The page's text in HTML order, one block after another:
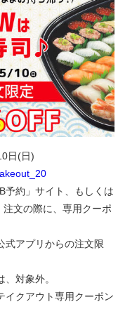
日(日)
予約」サイト、もしくは
注文の際に、専用クーポ
式アプリからの注文限
象外。
アウト専用クーポン